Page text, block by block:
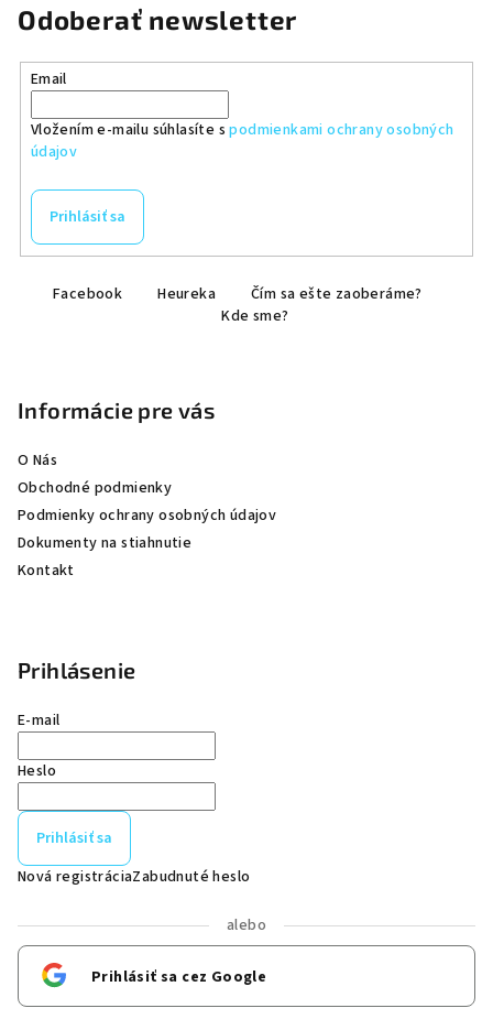
Odoberať newsletter
Email
Vložením e-mailu súhlasíte spodmienkami ochrany osobných
údajov
Prihlásiť sa
Facebook Heureka
Čím sa ešte zaoberáme?
Kde sme?
Informácie pre vás
O Nás
Obchodné podmienky
Podmienky ochrany osobných údajov
Dokumenty na stiahnutie
Kontakt
Prihlásenie
E-mail
Heslo
Prihlásiť sa
Nová registráciaZabudnuté heslo
alebo
Prihlásiť sa cez Google